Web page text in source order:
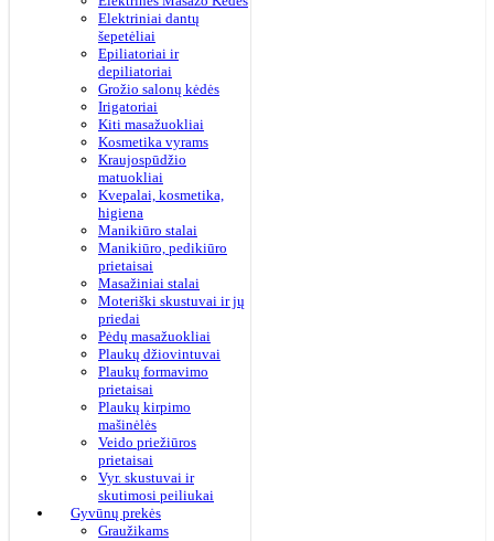
Elektriniai dantų
šepetėliai
Epiliatoriai ir
depiliatoriai
Grožio salonų kėdės
Irigatoriai
Kiti masažuokliai
Kosmetika vyrams
Kraujospūdžio
matuokliai
Kvepalai, kosmetika,
higiena
Manikiūro stalai
Manikiūro, pedikiūro
prietaisai
Masažiniai stalai
Moteriški skustuvai ir jų
priedai
Pėdų masažuokliai
Plaukų džiovintuvai
Plaukų formavimo
prietaisai
Plaukų kirpimo
mašinėlės
Veido priežiūros
prietaisai
Vyr. skustuvai ir
skutimosi peiliukai
Gyvūnų prekės
Graužikams